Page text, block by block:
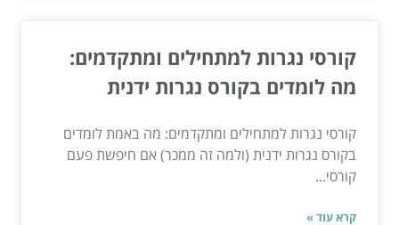
קורסי נגרות למתחילים ומתקדמים:
מה לומדים בקורס נגרות ידנית
קורסי נגרות למתחילים ומתקדמים: מה באמת לומדים
בקורס נגרות ידנית (ולמה זה ממכר) אם חיפשת פעם
קורסי...
קרא עוד »